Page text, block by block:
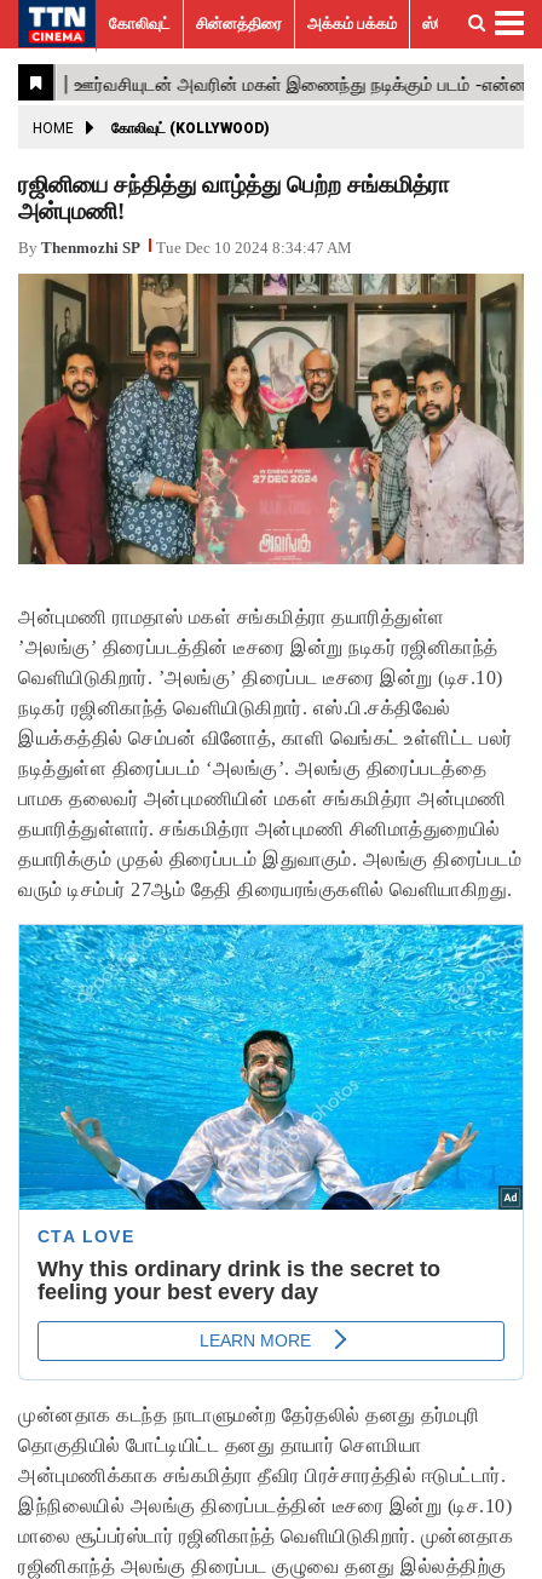
கோலிவுட்
சின்னத்திரை
பாலிவுட்
ஹாலிவுட்
அக்கம்
பக்கம்
ஸ்பெஷல்
ஸ்டோரீஸ்
விமர்சனம்
GALLERY
ACTRESS
ACTORS
MOVIESTILLS
EVENTS
VIDEOS
What’s
Hot
Trending
News
கோலிவுட் சின்னத்திரை அக்கம் பக்கம் ஸ்பெஷல் ஸ்டோரீஸ்
HOME கோலிவுட் (KOLLYWOOD)
ரஜினியை சந்தித்து வாழ்த்து பெற்ற சங்கமித்ரா
அன்புமணி!
By Thenmozhi SP Tue Dec 10 2024 8:34:47 AM
அன்புமணி ராமதாஸ் மகள் சங்கமித்ரா தயாரித்துள்ள
’அலங்கு’ திரைப்படத்தின் டீசரை இன்று நடிகர் ரஜினிகாந்த்
வெளியிடுகிறார். ’அலங்கு’ திரைப்பட டீசரை இன்று (டிச.10)
நடிகர் ரஜினிகாந்த் வெளியிடுகிறார். எஸ்.பி.சக்திவேல்
இயக்கத்தில் செம்பன் வினோத், காளி வெங்கட் உள்ளிட்ட பலர்
நடித்துள்ள திரைப்படம் ‘அலங்கு’. அலங்கு திரைப்படத்தை
பாமக தலைவர் அன்புமணியின் மகள் சங்கமித்ரா அன்புமணி
தயாரித்துள்ளார். சங்கமித்ரா அன்புமணி சினிமாத்துறையில்
தயாரிக்கும் முதல் திரைப்படம் இதுவாகும். அலங்கு திரைப்படம்
வரும் டிசம்பர் 27ஆம் தேதி திரையரங்குகளில் வெளியாகிறது.
முன்னதாக கடந்த நாடாளுமன்ற தேர்தலில் தனது தர்மபுரி
தொகுதியில் போட்டியிட்ட தனது தாயார் சௌமியா
அன்புமணிக்காக சங்கமித்ரா தீவிர பிரச்சாரத்தில் ஈடுபட்டார்.
இந்நிலையில் அலங்கு திரைப்படத்தின் டீசரை இன்று (டிச.10)
மாலை சூப்பர்ஸ்டார் ரஜினிகாந்த் வெளியிடுகிறார். முன்னதாக
ரஜினிகாந்த் அலங்கு திரைப்பட குழுவை தனது இல்லத்திற்கு